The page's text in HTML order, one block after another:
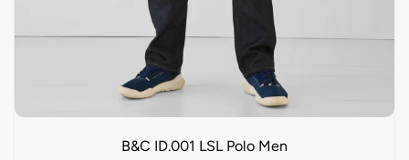
B&C ID.001 LSL Polo Men